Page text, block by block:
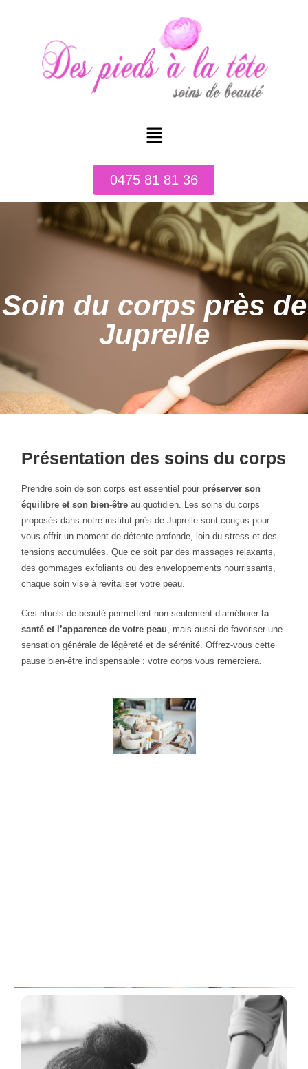
0475 81 81 36
Soin du corps près de
Juprelle
Présentation des soins du corps
Prendre soin de son corps est essentiel pour préserver son
équilibre et son bien-être au quotidien. Les soins du corps
proposés dans notre institut près de Juprelle sont conçus pour
vous offrir un moment de détente profonde, loin du stress et des
tensions accumulées. Que ce soit par des massages relaxants,
des gommages exfoliants ou des enveloppements nourrissants,
chaque soin vise à revitaliser votre peau.
Ces rituels de beauté permettent non seulement d’améliorer la
santé et l’apparence de votre peau, mais aussi de favoriser une
sensation générale de légèreté et de sérénité. Offrez-vous cette
pause bien-être indispensable : votre corps vous remerciera.